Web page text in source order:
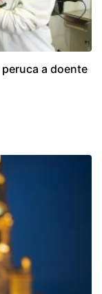
a doente